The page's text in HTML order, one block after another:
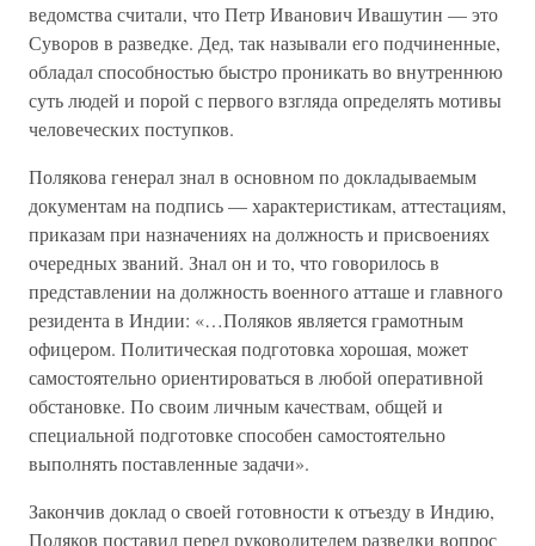
ведомства считали, что Петр Иванович Ивашутин — это
Суворов в разведке. Дед, так называли его подчиненные,
обладал способностью быстро проникать во внутреннюю
суть людей и порой с первого взгляда определять мотивы
человеческих поступков.
Полякова генерал знал в основном по докладываемым
документам на подпись — характеристикам, аттестациям,
приказам при назначениях на должность и присвоениях
очередных званий. Знал он и то, что говорилось в
представлении на должность военного атташе и главного
резидента в Индии: «…Поляков является грамотным
офицером. Политическая подготовка хорошая, может
самостоятельно ориентироваться в любой оперативной
обстановке. По своим личным качествам, общей и
специальной подготовке способен самостоятельно
выполнять поставленные задачи».
Закончив доклад о своей готовности к отъезду в Индию,
Поляков поставил перед руководителем разведки вопрос